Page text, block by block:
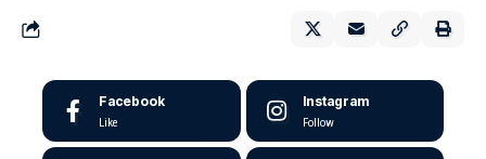
Facebook
Like
Instagram
Follow